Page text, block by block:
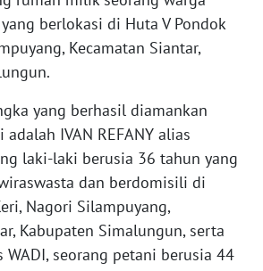
berlokasi di Huta V Pondok
Kecamatan Siantar,
yang berhasil diamankan
IVAN REFANY alias
laki-laki berusia 36 tahun yang
dan berdomisili di
Nagori Silampuyang,
Kabupaten Simalungun, serta
WADI, seorang petani berusia 44